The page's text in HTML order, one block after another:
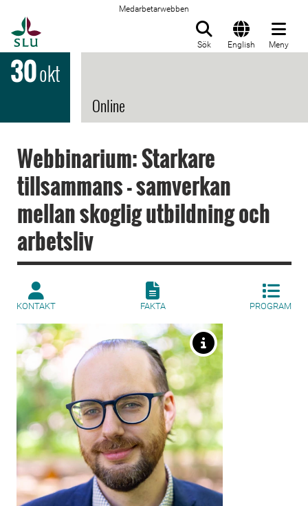
Medarbetarwebben
Sök English Meny
30okt
Online
Webbinarium: Starkare
tillsammans - samverkan
mellan skoglig utbildning och
arbetsliv
KONTAKT FAKTA PROGRAM